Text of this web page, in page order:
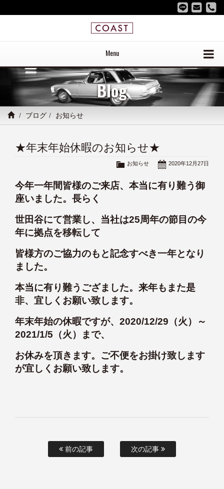
Menu
Blog
ブログ お知らせ
★年末年始休暇のお知らせ★
2020年12月27日
お知らせ
今年一年間皆様のご来店、本当に有り難う御
座いました。長らく
世田谷にて営業し、当社は25周年の節目の今
年に拠点を移転して
皆様方のご協力のもと記念すべき一年となり
ました。
本当に有り難うござました。来年もまた是
非、宜しくお願い致します。
年末年始の休暇ですが、2020/12/29（火）～
2021/1/5（火）まで、
お休みを頂きます。ご不便をお掛け致します
が宜しくお願い致します。
前の記事 次の記事